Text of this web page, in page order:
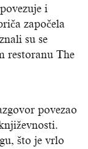
i
započela
su se
restoranu The
povezao
što je vrlo